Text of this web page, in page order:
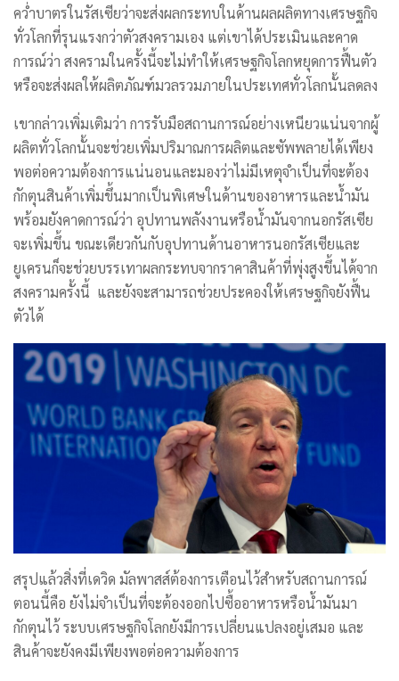
คว่ำบาตรในรัสเซียว่าจะส่งผลกระทบในด้านผลผลิตทางเศรษฐกิจ
ทั่วโลกที่รุนแรงกว่าตัวสงครามเอง แต่เขาได้ประเมินและคาด
การณ์ว่า สงครามในครั้งนี้จะไม่ทำให้เศรษฐกิจโลกหยุดการฟื้นตัว
หรือจะส่งผลให้ผลิตภัณฑ์มวลรวมภายในประเทศทั่วโลกนั้นลดลง
เขากล่าวเพิ่มเติมว่า การรับมือสถานการณ์อย่างเหนียวแน่นจากผู้
ผลิตทั่วโลกนั้นจะช่วยเพิ่มปริมาณการผลิตและซัพพลายได้เพียง
พอต่อความต้องการแน่นอนและมองว่าไม่มีเหตุจำเป็นที่จะต้อง
กักตุนสินค้าเพิ่มขึ้นมากเป็นพิเศษในด้านของอาหารและน้ำมัน
พร้อมยังคาดการณ์ว่า อุปทานพลังงานหรือน้ำมันจากนอกรัสเซีย
จะเพิ่มขึ้น ขณะเดียวกันกับอุปทานด้านอาหารนอกรัสเซียและ
ยูเครนก็จะช่วยบรรเทาผลกระทบจากราคาสินค้าที่พุ่งสูงขึ้นได้จาก
สงครามครั้งนี้ และยังจะสามารถช่วยประคองให้เศรษฐกิจยังฟื้น
ตัวได้
สรุปแล้วสิ่งที่เดวิด มัลพาสส์ต้องการเตือนไว้สำหรับสถานการณ์
ตอนนี้คือ ยังไม่จำเป็นที่จะต้องออกไปซื้ออาหารหรือน้ำมันมา
กักตุนไว้ ระบบเศรษฐกิจโลกยังมีการเปลี่ยนแปลงอยู่เสมอ และ
สินค้าจะยังคงมีเพียงพอต่อความต้องการ